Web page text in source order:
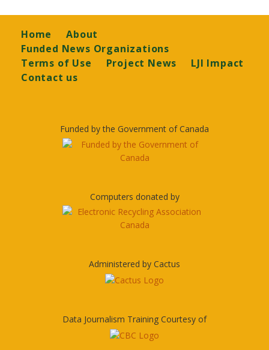
Footer
Home
About
Funded News Organizations
Terms of Use
Project News
LJI Impact
Contact us
Funded by the Government of Canada
Computers donated by
Administered by Cactus
Data Journalism Training Courtesy of